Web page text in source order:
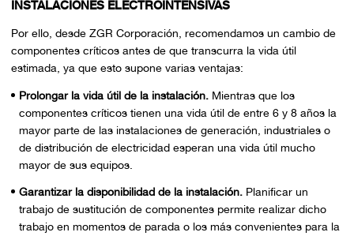
INSTALACIONES ELECTROINTENSIVAS
Por ello, desde ZGR Corporación, recomendamos un cambio de
componentes críticos antes de que transcurra la vida útil
estimada, ya que esto supone varias ventajas:
Prolongar la vida útil de la instalación.Mientras que los
componentes críticos tienen una vida útil de entre 6 y 8 años la
mayor parte de las instalaciones de generación, industriales o
de distribución de electricidad esperan una vida útil mucho
mayor de sus equipos.
Garantizar la disponibilidad de la instalación.Planificar un
trabajo de sustitución de componentes permite realizar dicho
trabajo en momentos de parada o los más convenientes para la